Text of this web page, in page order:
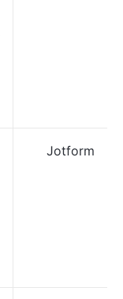
Jotform